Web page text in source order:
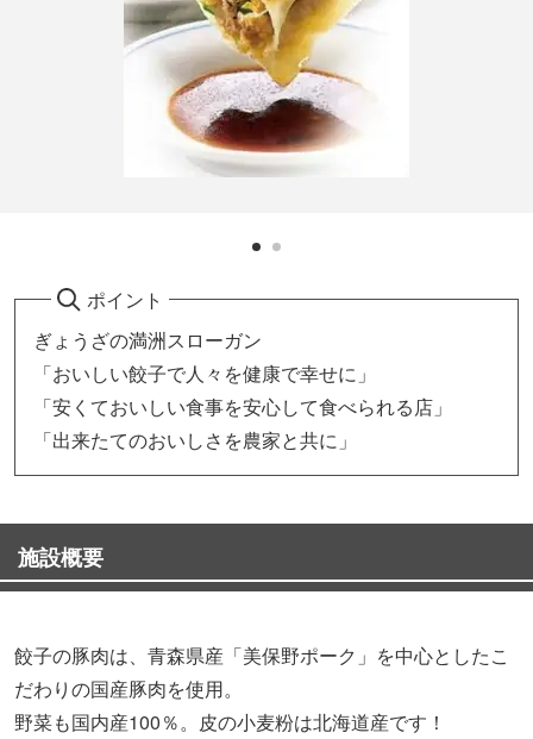
ポイント
ぎょうざの満洲スローガン
「おいしい餃子で人々を健康で幸せに」
「安くておいしい食事を安心して食べられる店」
「出来たてのおいしさを農家と共に」
施設概要
餃子の豚肉は、青森県産「美保野ポーク」を中心としたこ
だわりの国産豚肉を使用。
野菜も国内産100％。皮の小麦粉は北海道産です！